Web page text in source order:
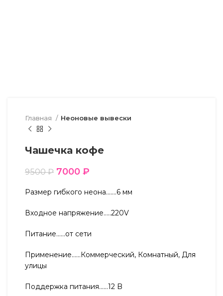
Главная Неоновые вывески
Чашечка кофе
9500₽ 7000 ₽
Размер гибкого неона…….6 мм
Входное напряжение…..220V
Питание……от сети
Применение……Коммерческий, Комнатный, Для
улицы
Поддержка питания……12 B